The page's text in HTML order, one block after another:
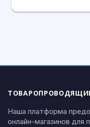
ТОВАРОПРОВОДЯЩИЕ
Наша платформа
онлайн-магазинов для